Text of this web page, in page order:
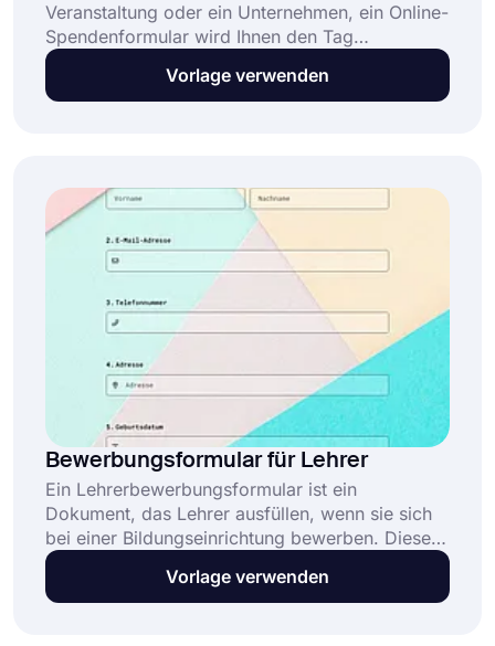
Veranstaltung oder ein Unternehmen, ein Online-
Spendenformular wird Ihnen den Tag
erleichtern. Sie können das Formular in den
sozialen Medien teilen oder in Ihre Website
von forms.app verwenden.
Vorlage verwenden
Bewerbungsformular für Lehrer
Ein Lehrerbewerbungsformular ist ein
Dokument, das Lehrer ausfüllen, wenn sie sich
bei einer Bildungseinrichtung bewerben. Diese
Formulare können Fragen zu den
Lehrfähigkeiten, der Erfahrung und der
Vorlage verwenden